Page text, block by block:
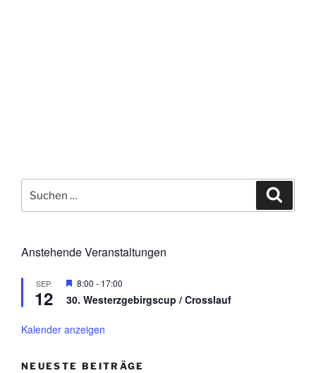
nach:
Anstehende Veranstaltungen
SEP.
12
H
r
o
8:00 - 17:00
30. Westerzgebirgscup / Crosslauf
Kalender anzeigen
NEUESTE BEITRÄGE